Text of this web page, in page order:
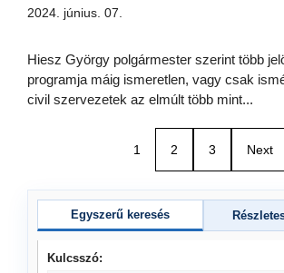
2024. június. 07.
Hiesz György polgármester szerint több
programja máig ismeretlen, vagy csak
civil szervezetek az elmúlt több mint...
1 2 3 Next
Egyszerű keresés
Kulcsszó: